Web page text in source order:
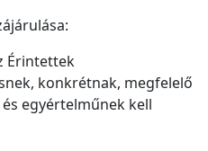
Érintettek
konkrétnak, megfelelő
egyértelműnek kell